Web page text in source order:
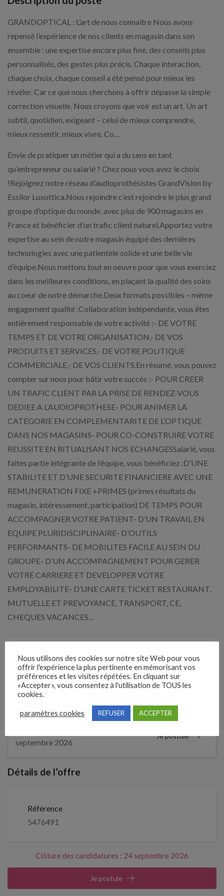
GRANDOPTICAL : L’art de nous connaître Nous avons
repensé l’expérience de nos clients en magasin dans son
ensemble : une expertise encore plus fine, des conseils plus
personnalisés, des gestes plus précis. Chaque interaction,
chaque choix, chaque conseil a été pensé pour mieux les
révéler. Car ce que nous cherchons à offrir dépasse la simple
correction visuelle. Nous croyons que voir est un art. Un art
subtil, quotidien, exigeant – celui de mieux comprendre,
mieux ressentir, mieux vivre. Co…
Envie de pratiquer un métier qui a du sens en tant
qu’entrepreneur ou salarié ? Chez nous vous avez le choix
!Rejoignez notre réseau d’audioprothésistes GrandVision by
Essilor Luxottica.Nous rejoindre c’est rejoindre le plus grand
groupe d’optique du monde, avec plus de 900 magasins en
France et bénéficier d’un trafic client naturel.Apportez votre
expertise au sein de notre magasin équipé des dernières
technologies avec une patientèle solide et une belle vie
d’équipe.Nous mettons tout en oeuvre pour que vous exerciez
dans les meilleures conditions, en plaçant la qualité des soins
au coeur de notre démarche.Deux formats possibles – même
engagement qualité :Collaboration indépendante, vous êtes
entièrement responsable de votre activité :- DE VOTRE
TEMPS ET DE VOTRE ORGANISATION,- DE VOS
PRODUITS ET SERVICES,- DE VOTRE POLITIQUE
COMMERCIALE,- DE VOS CLIENTS.En résumé, vous pouvez
compter sur nous pour bâtir votre succès :- POUR CREER
UN TRAFIC CLIENT PAR LA PRISE DE RENDEZ-VOUS
DEDIEE A L’AUDIOPROTHESE- POUR ANIMER LA
CATEGORIE EN COMPLEMENTARITE DE L’OPTIQUE
DANS NOS MAGASINS- POUR CO-CONSTRUIRE VOTRE
REUSSITE EN RITUALISANT NOS ECHANGESSalarié, vous
faites partie intégrante de l’équipe, vous bénéficiez :D’UNE
STABILITE ET D’UNE SECURITE FINANCIERE AVEC UNE
REMUNERATION FIXE +PRIMES (primes résultats du
magasin, intéressement, participation) DE TEMPS POUR
ACCOMPAGNER VOTRE PATIENT- D’UN TRAVAIL EN
EQUIPE PLURIDISCIPLINAIRE- D’OUTILS
PERFORMANTS- DE MOBILITES FACILE AU SEIN DU
GROUPE- D’UN ACCOMPAGNEMENT POUR GERER
VOTRE CARRIERE ET DEVELOPPER VOTRE
EMPLOYABILITE- D’UNE CARTE TICKET RESTAURANT,
MUTUELLE ET PREVOYANCE, TRANSPORT, CE,
CHEQUES VACANCES…
Débutant accepté
septembre 2026
Je postule
Détails de l’offre
Référence
5476491
Clôture des candidatures : 24 septembre 2026
Je postule
Nous utilisons des cookies sur notre site Web pour vous
offrir l'expérience la plus pertinente en mémorisant vos
préférences et les visites répétées. En cliquant sur
«Accepter», vous consentez à l'utilisation de TOUS les
cookies.
paramètres cookies REFUSER ACCEPTER